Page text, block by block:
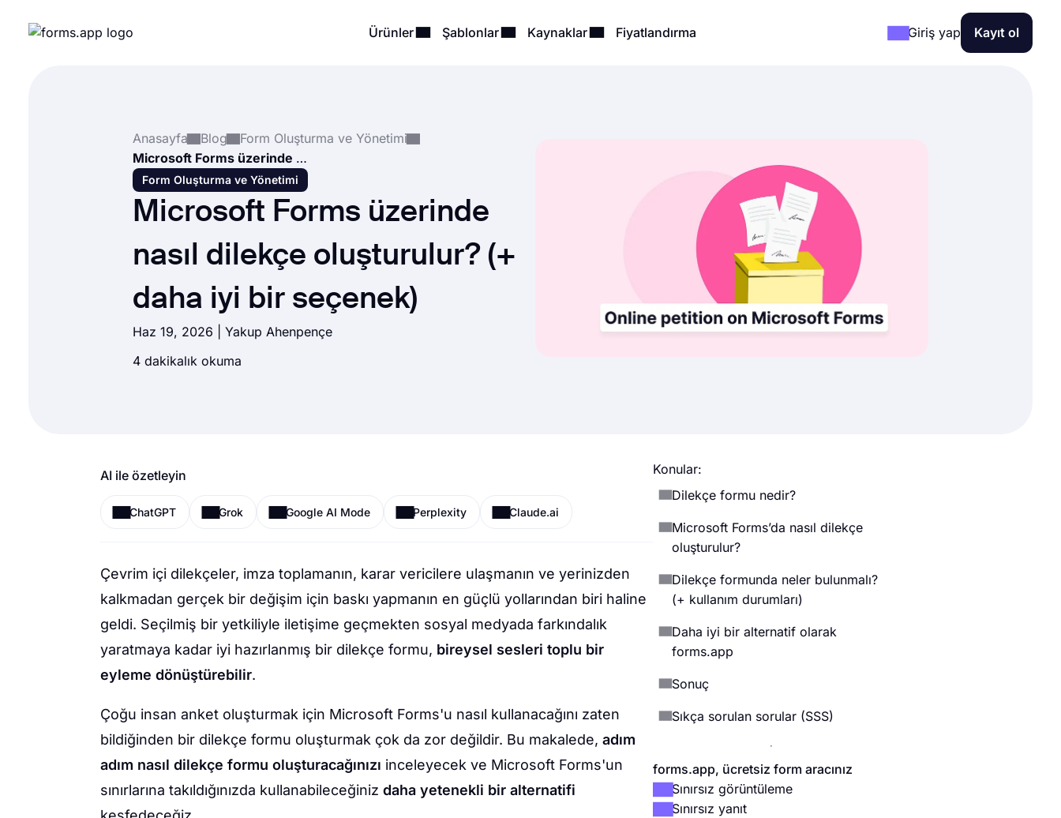
Ürünler Şablonlar Kaynaklar Fiyatlandırma Giriş yap Kayıt ol
Anasayfa Blog
Form Oluşturma ve Yönetimi
Microsoft Forms üzerinde nasıl dilekçe oluşturulur? (+ daha iyi bir seçenek)
Form Oluşturma ve Yönetimi
Microsoft Forms üzerinde
nasıl dilekçe oluşturulur? (+
daha iyi bir seçenek)
Haz 19, 2026 | Yakup Ahenpençe
4 dakikalık okuma
AI ile özetleyin
ChatGPT Grok Google AI Mode Perplexity Claude.ai
Çevrim içi dilekçeler, imza toplamanın, karar vericilere ulaşmanın ve yerinizden
kalkmadan gerçek bir değişim için baskı yapmanın en güçlü yollarından biri haline
geldi. Seçilmiş bir yetkiliyle iletişime geçmekten sosyal medyada farkındalık
yaratmaya kadar iyi hazırlanmış bir dilekçe formu, bireysel sesleri toplu bir
eyleme dönüştürebilir.
Çoğu insan anket oluşturmak için Microsoft Forms'u nasıl kullanacağını zaten
bildiğinden bir dilekçe formu oluşturmak çok da zor değildir. Bu makalede, adım
adım nasıl dilekçe formu oluşturacağınızı inceleyecek ve Microsoft Forms'un
sınırlarına takıldığınızda kullanabileceğiniz daha yetenekli bir alternatifi
Konular:
Dilekçe formu nedir?
Microsoft Forms’da nasıl dilekçe
oluşturulur?
Dilekçe formunda neler bulunmalı?
(+ kullanım durumları)
Daha iyi bir alternatif olarak
forms.app
Sonuç
Sıkça sorulan sorular (SSS)
forms.app, ücretsiz form aracınız
Sınırsız görüntüleme
Sınırsız yanıt